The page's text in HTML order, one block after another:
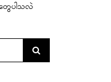
တွေပါသလဲ